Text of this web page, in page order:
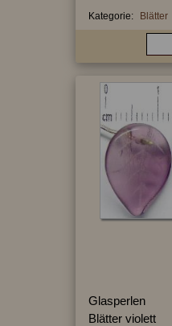
Kategorie: Blätter
Glasperlen
Blätter violett